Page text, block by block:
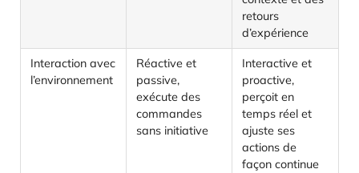
retours
d’expérience
Interaction avec
l’environnement
Réactive et
passive,
exécute des
commandes
sans initiative
Interactive et
proactive,
perçoit en
temps réel et
ajuste ses
actions de
façon continue